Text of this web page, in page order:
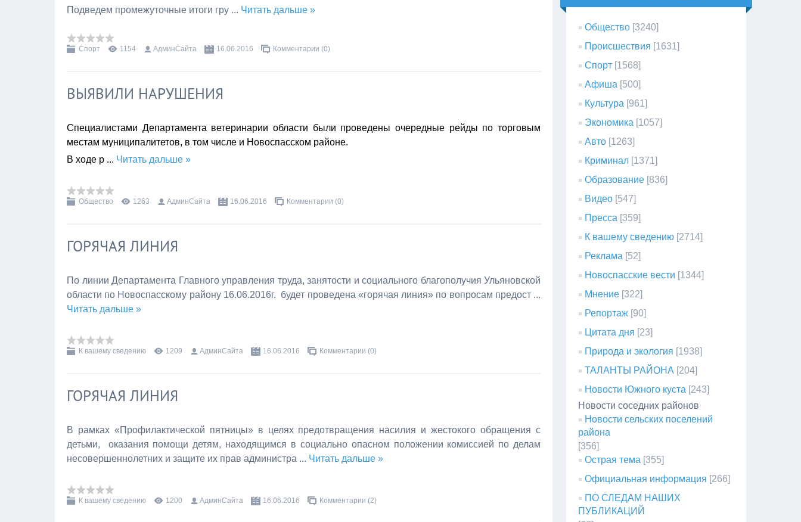
Подведем промежуточные итоги гру ... Читать дальше »
Спорт 1154 АдминСайта 16.06.2016 Комментарии (0)
ВЫЯВИЛИ НАРУШЕНИЯ
Специалистами Департамента ветеринарии области были проведены очередные рейды по торговым
местам муниципалитетов, в том числе и Новоспасском районе.
В ходе р ... Читать дальше »
Общество 1263 АдминСайта 16.06.2016 Комментарии (0)
ГОРЯЧАЯ ЛИНИЯ
По линии Департамента Главного управления труда, занятости и социального благополучия Ульяновской
области по Новоспасскому району 16.06.2016г. будет проведена «горячая линия» по вопросам предост ...
Читать дальше »
К вашему сведению 1209 АдминСайта 16.06.2016 Комментарии (0)
ГОРЯЧАЯ ЛИНИЯ
В рамках «Профилактической пятницы» в целях предотвращения насилия и жестокого обращения с
детьми, оказания помощи детям, находящимся в социально опасном положении комиссией по делам
несовершеннолетних и защите их прав администра ... Читать дальше »
К вашему сведению 1200 АдминСайта 16.06.2016 Комментарии (2)
Общество [3240]
Происшествия [1631]
Спорт [1568]
Афиша [500]
Культура [961]
Экономика [1057]
Авто [1263]
Криминал [1371]
Образование [836]
Видео [547]
Пресса [359]
К вашему сведению [2714]
Реклама [52]
Новоспасские вести [1344]
Мнение [322]
Репортаж [90]
Цитата дня [23]
Природа и экология [1938]
ТАЛАНТЫ РАЙОНА [204]
Новости Южного куста [243]
Новости соседних районов
Новости сельских поселений
района
[356]
Острая тема [355]
Официальная информация [266]
ПО СЛЕДАМ НАШИХ
ПУБЛИКАЦИЙ